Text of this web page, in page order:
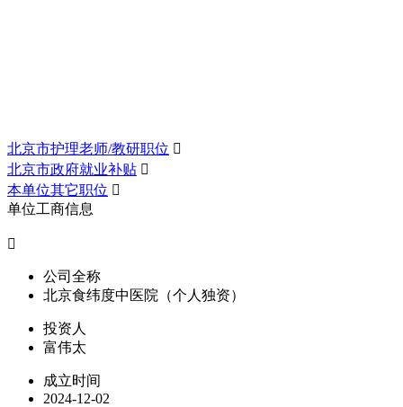
北京市护理老师/教研职位 
北京市政府就业补贴 
本单位其它职位 
单位工商信息

公司全称
北京食纬度中医院（个人独资）
投资人
富伟太
成立时间
2024-12-02